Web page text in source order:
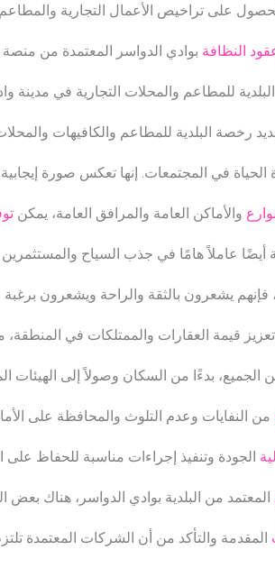
على تراخيص الأعمال التجارية
النظافة بوادي الدواسر المعتمدة من منصة
للمطاعم والمحلات التجارية في مدينة
رخصة البلدية للمطاعم والكافيهات
في المجتمعات. إنها تعكس صورة
والأماكن العامة والمرافق العامة، يمكن
أيضًا عاملاً هامًا في جذب السياح والمستثمرين
فإنهم يشعرون بالثقة والراحة ويشعرون برغبة
قيمة العقارات والممتلكات في
الجميع، بدءًا من السكان وصولاً إلى الهيئات
من النفايات وعدم التلوث والمحافظة على
الجودة وتنفيذ إجراءات مناسبة للحفاظ على
المعتمد من البلدية بوادي الدواسر، هناك
المقدمة والتأكد من أن الشركات المعتمدة